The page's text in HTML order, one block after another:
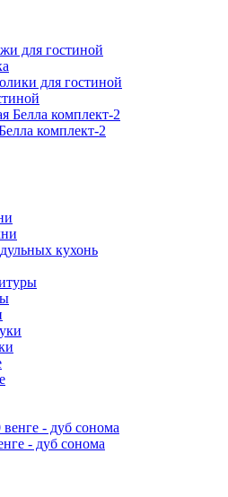
для гостиной
для гостиной
комплект-2
кухонь
- дуб сонома